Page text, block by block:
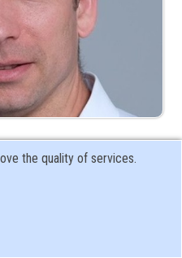
the quality of services.